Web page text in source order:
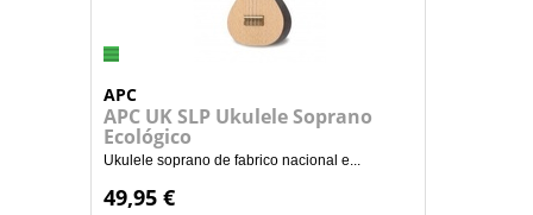
APC
APC UK SLP Ukulele Soprano
Ecológico
Ukulele soprano de fabrico nacional e...
49,95 €